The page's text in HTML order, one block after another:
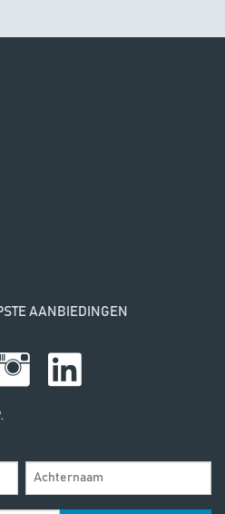
AANBIEDINGEN